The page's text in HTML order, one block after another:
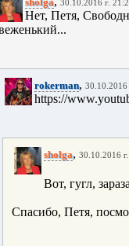
30.10.2016 г.
Нет, Петя,
rokerman, 30.10.2016
https://
sholga, 30.10.2016
Вот, гугл,
Спасибо, Петя,